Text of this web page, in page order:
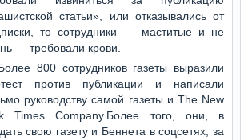
статьи», или отказывались от
то сотрудники — маститые и не
— требовали крови.
800 сотрудников газеты выразили
против публикации и написали
руководству самой газеты и The New
Times Company.Более того, они, в
свою газету и Беннета в соцсетях, за